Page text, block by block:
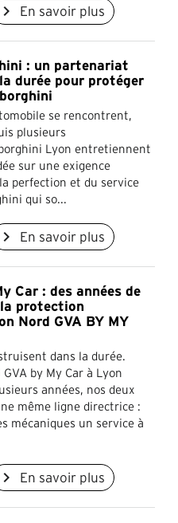
navigate_next En savoir plus
: un partenariat
durée pour protéger
se rencontrent,
plusieurs
Lyon entretiennent
sur une exigence
perfection et du service
qui so...
navigate_next En savoir plus
Car : des années de
protection
Nord GVA BY MY
dans la durée.
by My Car à Lyon
années, nos deux
même ligne directrice :
mécaniques un service à
navigate_next En savoir plus